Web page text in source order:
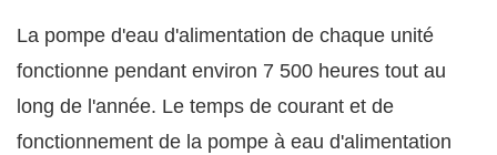
La pompe d'eau d'alimentation de chaque unité
fonctionne pendant environ 7 500 heures tout au
long de l'année. Le temps de courant et de
fonctionnement de la pompe à eau d'alimentation